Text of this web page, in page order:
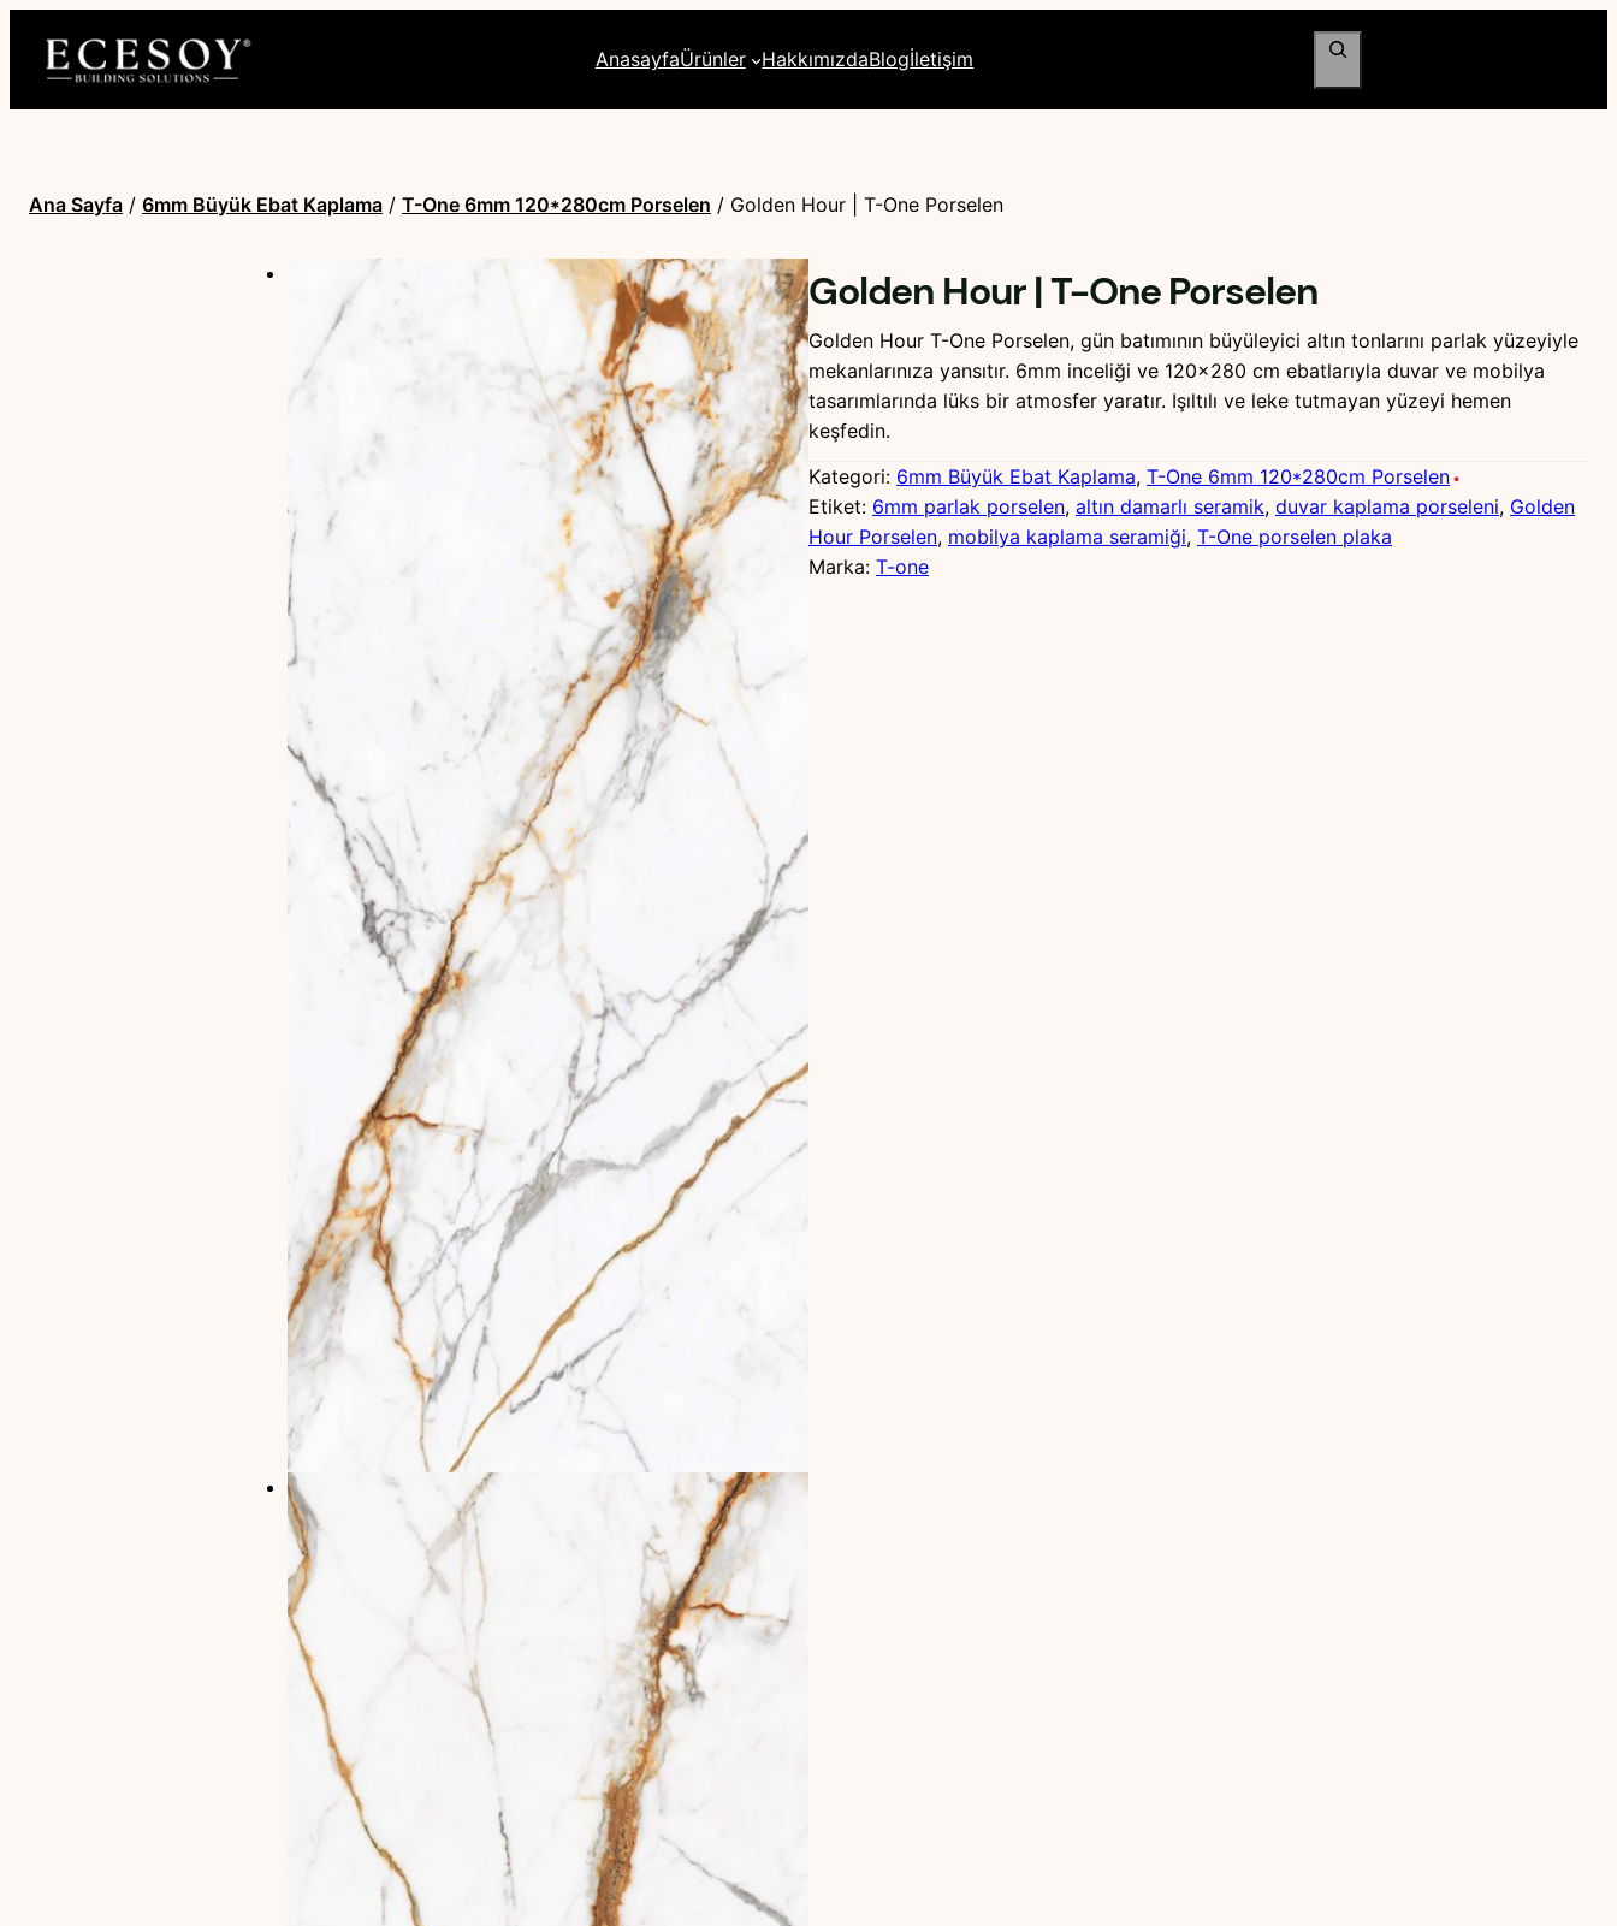
AnasayfaÜrünler HakkımızdaBlogİletişim
Ara
Ana Sayfa / 6mm Büyük Ebat Kaplama / T-One 6mm 120*280cm Porselen / Golden Hour | T-One Porselen
Golden Hour | T-One Porselen
Golden Hour T-One Porselen, gün batımının büyüleyici altın tonlarını parlak yüzeyiyle
mekanlarınıza yansıtır. 6mm inceliği ve 120×280 cm ebatlarıyla duvar ve mobilya
tasarımlarında lüks bir atmosfer yaratır. Işıltılı ve leke tutmayan yüzeyi hemen
keşfedin.
Kategori: 6mm Büyük Ebat Kaplama, T-One 6mm 120*280cm Porselen
Etiket: 6mm parlak porselen, altın damarlı seramik, duvar kaplama porseleni, Golden
Hour Porselen, mobilya kaplama seramiği, T-One porselen plaka
Marka: T-one